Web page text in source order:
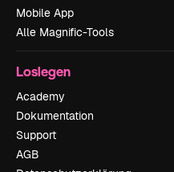
Mobile App
Alle Magnific-Tools
Loslegen
Academy
Dokumentation
Support
AGB